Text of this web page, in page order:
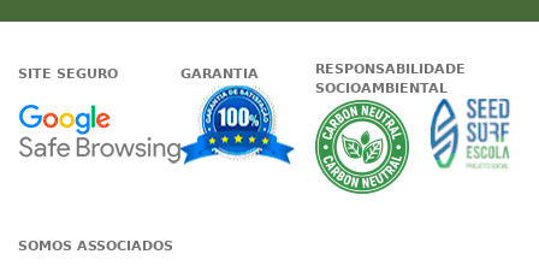
SITE SEGURO
Google - Status do site no
GARANTIA
Garantia de
RESPONSABILIDADE
SOCIOAMBIENTAL
A
SOMOS ASSOCIADOS